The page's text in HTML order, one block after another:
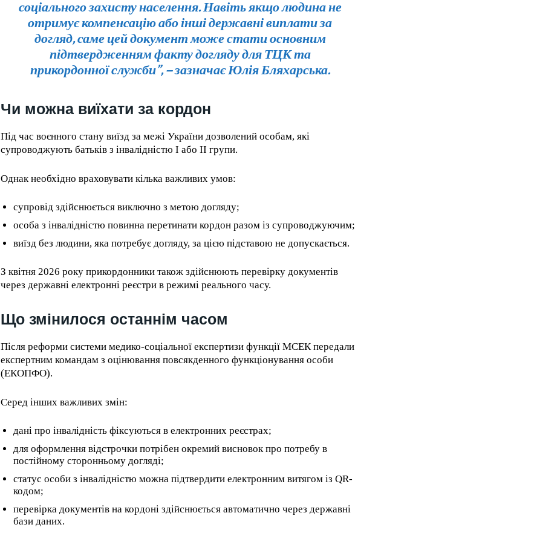
соціального захисту населення. Навіть якщо людина не
отримує компенсацію або інші державні виплати за
догляд, саме цей документ може стати основним
підтвердженням факту догляду для ТЦК та
прикордонної служби”, –зазначає Юлія Бляхарська.
Чи можна виїхати за кордон
Під час воєнного стану виїзд за межі України дозволений особам, які
супроводжують батьків з інвалідністю I або II групи.
Однак необхідно враховувати кілька важливих умов:
супровід здійснюється виключно з метою догляду;
особа з інвалідністю повинна перетинати кордон разом із супроводжуючим;
виїзд без людини, яка потребує догляду, за цією підставою не допускається.
З квітня 2026 року прикордонники також здійснюють перевірку документів
через державні електронні реєстри в режимі реального часу.
Що змінилося останнім часом
Після реформи системи медико-соціальної експертизи функції МСЕК передали
експертним командам з оцінювання повсякденного функціонування особи
(ЕКОПФО).
Серед інших важливих змін:
дані про інвалідність фіксуються в електронних реєстрах;
для оформлення відстрочки потрібен окремий висновок про потребу в
постійному сторонньому догляді;
статус особи з інвалідністю можна підтвердити електронним витягом із QR-
кодом;
перевірка документів на кордоні здійснюється автоматично через державні
бази даних.